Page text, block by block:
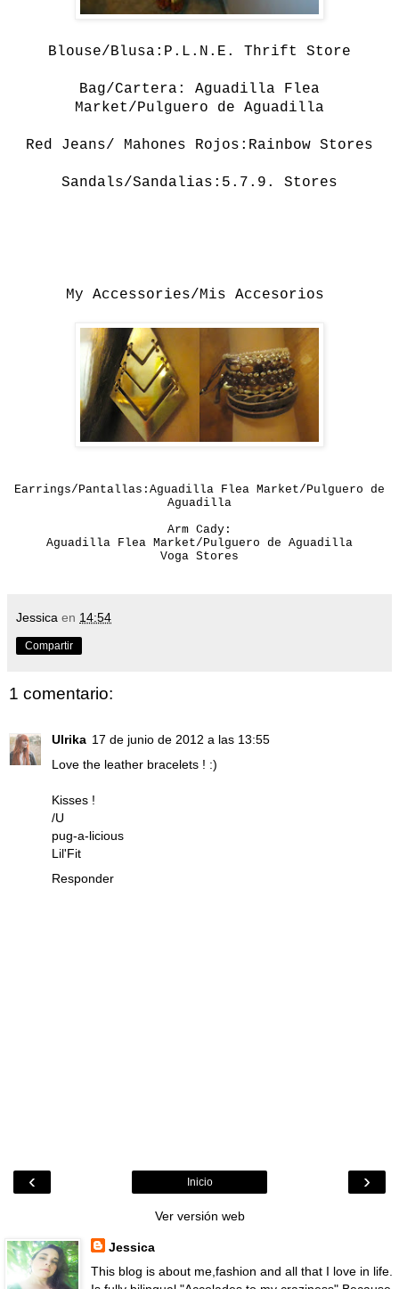
Blouse/Blusa:P.L.N.E. Thrift Store
Bag/Cartera: Aguadilla Flea
Market/Pulguero de Aguadilla
Red Jeans/ Mahones Rojos:Rainbow Stores
Sandals/Sandalias:5.7.9. Stores
My Accessories/Mis Accesorios
Earrings/Pantallas:Aguadilla Flea Market/Pulguero de
Aguadilla
Arm Cady:
Aguadilla Flea Market/Pulguero de Aguadilla
Voga Stores
Jessica en 14:54
Compartir
1 comentario:
Ulrika 17 de junio de 2012 a las 13:55
Love the leather bracelets ! :)
Kisses !
/U
pug-a-licious
Lil'Fit
Responder
‹ ›
Inicio
Ver versión web
Jessica
This blog is about me,fashion and all that I love in life.